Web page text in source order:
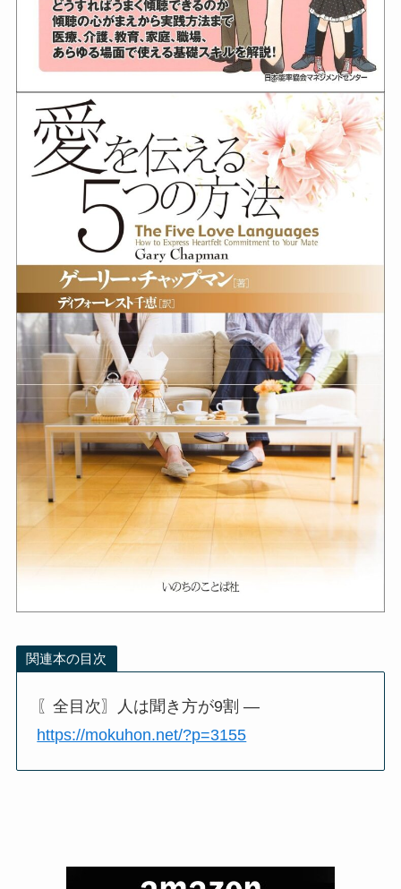
関連本の目次
〖全目次〗人は聞き方が9割 —
https://mokuhon.net/?p=3155